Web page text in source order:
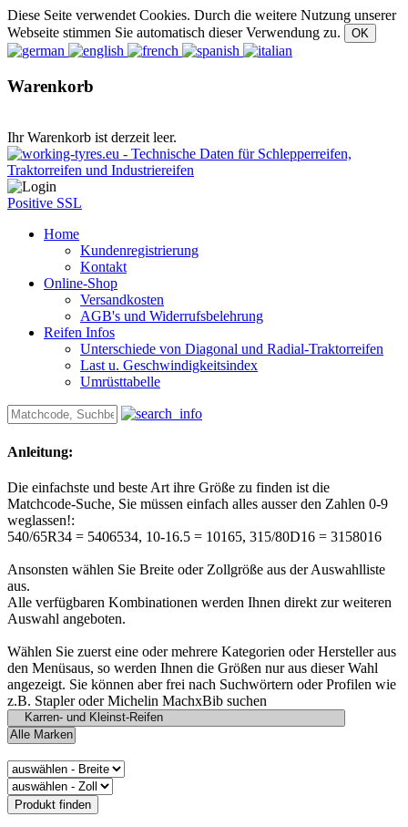
Diese Seite verwendet Cookies. Durch die weitere Nutzung unserer
Webseite stimmen Sie automatisch dieser Verwendung zu.
Warenkorb
Ihr Warenkorb ist derzeit leer.
Positive SSL
Home
Kundenregistrierung
Kontakt
Online-Shop
Versandkosten
AGB's und Widerrufsbelehrung
Reifen Infos
Unterschiede von Diagonal und Radial-Traktorreifen
Last u. Geschwindigkeitsindex
Umrüsttabelle
Anleitung:
Die einfachste und beste Art ihre Größe zu finden ist die
Matchcode-Suche, Sie müssen einfach alles ausser den Zahlen 0-9
weglassen!:
540/65R34 = 5406534, 10-16.5 = 10165, 315/80D16 = 3158016
Ansonsten wählen Sie Breite oder Zollgröße aus der Auswahlliste
aus.
Alle verfügbaren Kombinationen werden Ihnen direkt zur weiteren
Auswahl angeboten.
Wählen Sie zuerst eine oder mehrere Kategorien oder Hersteller aus
den Menüsaus, so werden Ihnen die Größen nur aus dieser Wahl
angezeigt. Sie können aber frei nach Suchwörtern oder Profilen wie
z.B. Stapler oder Michelin MachxBib suchen